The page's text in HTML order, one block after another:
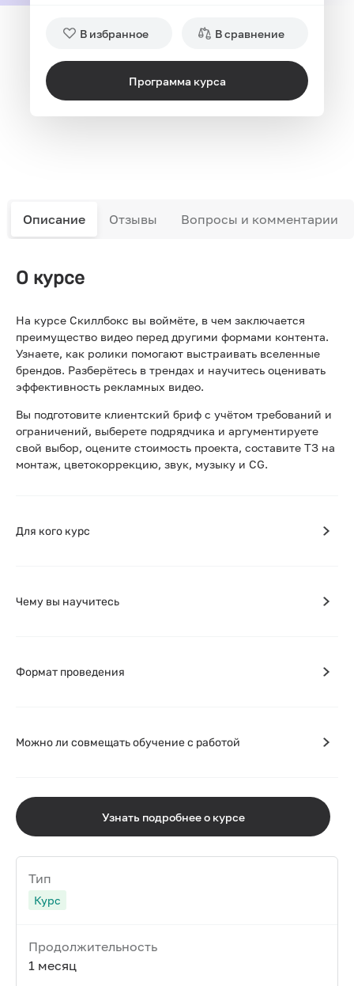
В избранное В сравнение
Программа курса
Описание Отзывы Вопросы и комментарии
О курсе
На курсе Скиллбокс вы воймёте, в чем заключается
преимущество видео перед другими формами контента.
Узнаете, как ролики помогают выстраивать вселенные
брендов. Разберётесь в трендах и научитесь оценивать
эффективность рекламных видео.
Вы подготовите клиентский бриф с учётом требований и
ограничений, выберете подрядчика и аргументируете
свой выбор, оцените стоимость проекта, составите ТЗ на
монтаж, цветокоррекцию, звук, музыку и CG.
Для кого курс
Чему вы научитесь
Формат проведения
Можно ли совмещать обучение с работой
Узнать подробнее о курсе
Тип
Курс
Продолжительность
1 месяц